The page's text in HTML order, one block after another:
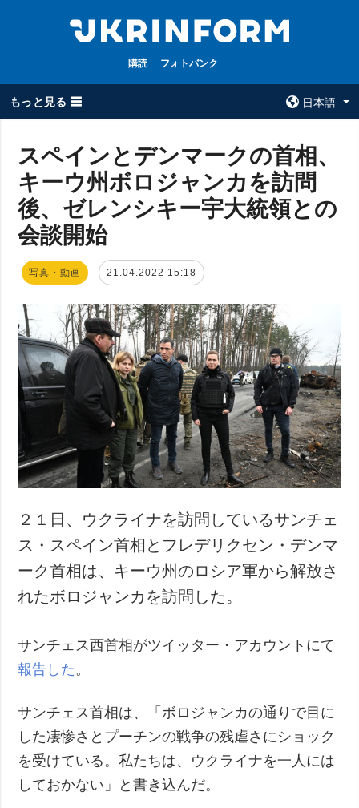
購読 フォトバンク
もっと見る ☰
日本語
全てのトピック
被占領地
経済・復興
社会・文化
スポーツ
犯罪
事故・緊急事態
ウクルインフォ
ルム
ウクルインフォル
特集
インタビュー
写真
動画
サービス
購読
フォトバンク
スペインとデンマークの首相、
キーウ州ボロジャンカを訪問
後、ゼレンシキー宇大統領との
会談開始
写真・動画 21.04.2022 15:18
２１日、ウクライナを訪問しているサンチェ
ス・スペイン首相とフレデリクセン・デンマ
ーク首相は、キーウ州のロシア軍から解放さ
れたボロジャンカを訪問した。
サンチェス西首相がツイッター・アカウントにて
報告した 。
サンチェス首相は、「ボロジャンカの通りで目に
した凄惨さとプーチンの戦争の残虐さにショック
を受けている。私たちは、ウクライナを一人には
しておかない」と書き込んだ。